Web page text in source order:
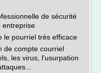
de sécurité
entreprise
le pourriel très efficace
de compte courriel
les virus, l'usurpation